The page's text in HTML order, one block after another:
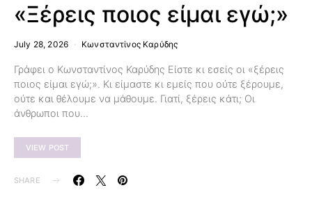
«Ξέρεις ποιος είμαι εγώ;»
July 28, 2026 Κωνσταντίνος Καρύδης
Γράφει ο Κωνσταντίνος Καρύδης Είστε κι εσείς οι «ξέρεις
ποιος είμαι εγώ;». Κι είμαστε κι εμείς που ούτε ξέρουμε,
ούτε και θέλουμε να μάθουμε. Γιατί, ξέρεις κάτι; Οι
άνθρωποι που…
VIEW POST
SHARE